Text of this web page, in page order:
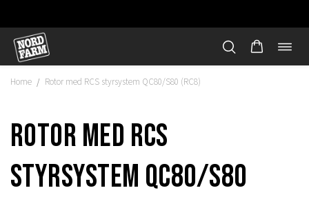
Hoppa
innehåll
Home / Rotor med RCS styrsystem QC80/S80 (RC8)
Rotor med RCS
styrsystem QC80/S80